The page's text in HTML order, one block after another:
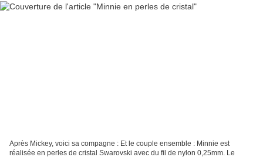
Après Mickey, voici sa compagne : Et le couple ensemble : Minnie est
réalisée en perles de cristal Swarovski avec du fil de nylon 0,25mm. Le